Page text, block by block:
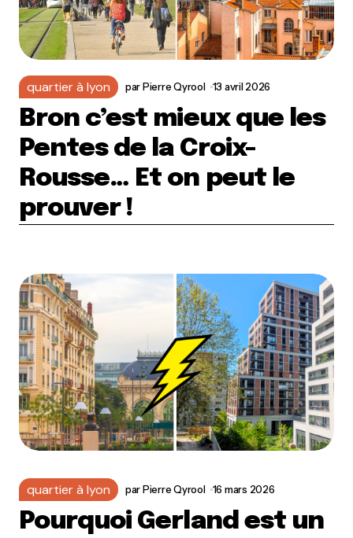
quartier à lyon parPierre Qyrool 13 avril 2026
Bron c’est mieux que les
Pentes de la Croix-
Rousse… Et on peut le
prouver !
quartier à lyon parPierre Qyrool 16 mars 2026
Pourquoi Gerland est un